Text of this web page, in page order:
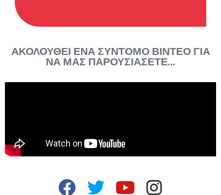
ΑΚΟΛΟΥΘΕΊ ΈΝΑ ΣΎΝΤΟΜΟ ΒΊΝΤΕΟ ΓΙΑ
ΝΑ ΜΑΣ ΠΑΡΟΥΣΙΆΣΕΤΕ...